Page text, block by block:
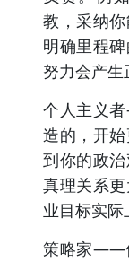
教，采纳
明确里程
努力会产生
个人主义
造的，开
到你的政
真理关系
业目标实际
策略家——